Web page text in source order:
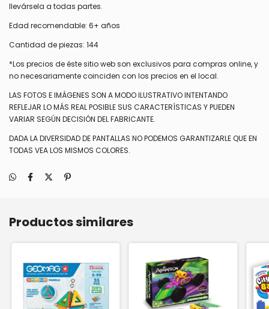
llevársela a todas partes.
Edad recomendable: 6+ años
Cantidad de piezas: 144
*Los precios de éste sitio web son exclusivos para compras online, y
no necesariamente coinciden con los precios en el local.
LAS FOTOS E IMÁGENES SON A MODO ILUSTRATIVO INTENTANDO
REFLEJAR LO MÁS REAL POSIBLE SUS CARACTERÍSTICAS Y PUEDEN
VARIAR SEGÚN DECISIÓN DEL FABRICANTE.
DADA LA DIVERSIDAD DE PANTALLAS NO PODEMOS GARANTIZARLE QUE EN
TODAS VEA LOS MISMOS COLORES.
Productos similares